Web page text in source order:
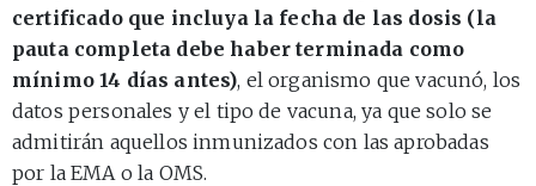
certificado que incluya la fecha de las dosis (la
pauta completa debe haber terminada como
mínimo 14 días antes), el organismo que vacunó, los
datos personales y el tipo de vacuna, ya que solo se
admitirán aquellos inmunizados con las aprobadas
por la EMA o la OMS.